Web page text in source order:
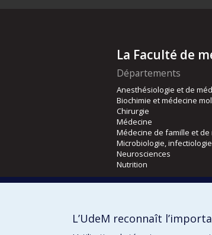
La Faculté de
Départements
Anesthésiologie et de
Biochimie et médecine
Chirurgie
Médecine
Médecine de famille et de
Microbiologie,
Neurosciences
Nutrition
Orthophonie et audiologie
L’UdeM reconnaît